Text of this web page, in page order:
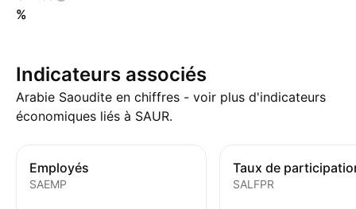
%
Indicateurs associés
Arabie Saoudite en chiffres - voir plus d'indicateurs
économiques liés à SAUR.
Employés
SAEMP SALFPR